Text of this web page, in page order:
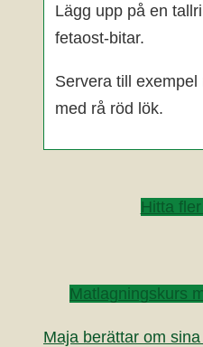
Lägg upp på en
fetaost-bitar.
Servera till
med rå röd lök.
Hitta
Matlagningskurs
Maja berättar om